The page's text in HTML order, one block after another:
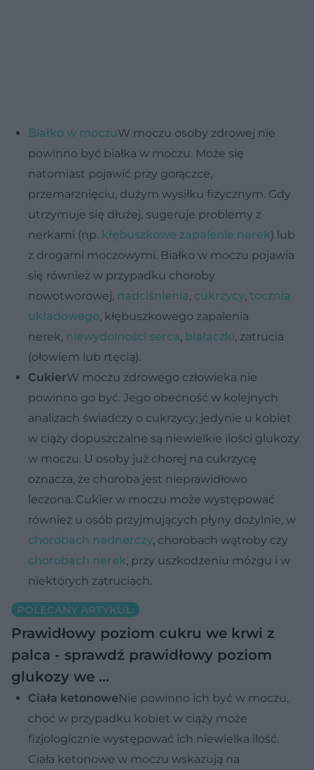
Białko w moczuW moczu osoby zdrowej nie
powinno być białka w moczu. Może się
natomiast pojawić przy gorączce,
przemarznięciu, dużym wysiłku fizycznym. Gdy
utrzymuje się dłużej, sugeruje problemy z
nerkami (np. kłębuszkowe zapalenie nerek) lub
z drogami moczowymi. Białko w moczu pojawia
się również w przypadku choroby
nowotworowej, nadciśnienia, cukrzycy, tocznia
układowego, kłębuszkowego zapalenia
nerek, niewydolności serca, białaczki, zatrucia
(ołowiem lub rtęcią).
CukierW moczu zdrowego człowieka nie
powinno go być. Jego obecność w kolejnych
analizach świadczy o cukrzycy; jedynie u kobiet
w ciąży dopuszczalne są niewielkie ilości glukozy
w moczu. U osoby już chorej na cukrzycę
oznacza, że choroba jest nieprawidłowo
leczona. Cukier w moczu może występować
również u osób przyjmujących płyny dożylnie, w
chorobach nadnerczy, chorobach wątroby czy
chorobach nerek, przy uszkodzeniu mózgu i w
niektórych zatruciach.
POLECANY ARTYKUŁ:
Prawidłowy poziom cukru we krwi z
palca - sprawdź prawidłowy poziom
glukozy we …
Ciała ketonoweNie powinno ich być w moczu,
choć w przypadku kobiet w ciąży może
fizjologicznie występować ich niewielka ilość.
Ciała ketonowe w moczu wskazują na